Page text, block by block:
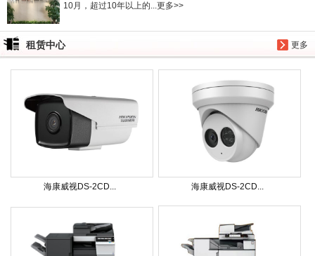
10月，超过10年以上的...更多>>
更多
租赁中心
海康威视DS-2CD... 海康威视DS-2CD...